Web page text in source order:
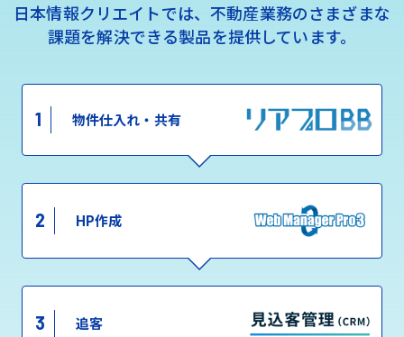
日本情報クリエイトでは、不動産業務のさまざまな
課題を解決できる製品を提供しています。
1 物件仕入れ・共有
2 HP作成
3 追客